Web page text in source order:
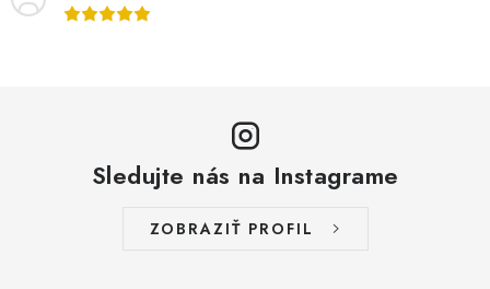
Sledujte nás na Instagrame
ZOBRAZIŤ PROFIL